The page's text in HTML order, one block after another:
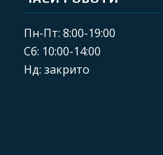
Пн-Пт: 8:00-19:00
Сб: 10:00-14:00
Нд: закрито